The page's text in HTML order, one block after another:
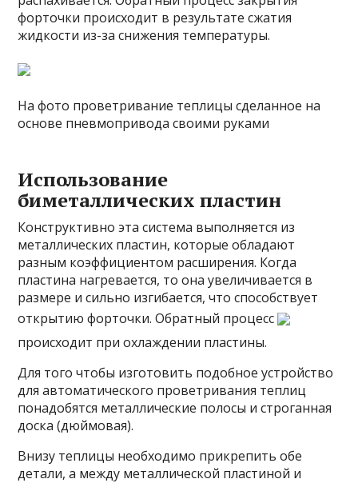
форточки происходит в результате сжатия
жидкости из-за снижения температуры.
На фото проветривание теплицы сделанное на
основе пневмопривода своими руками
Использование
биметаллических пластин
Конструктивно эта система выполняется из
металлических пластин, которые обладают
разным коэффициентом расширения. Когда
пластина нагревается, то она увеличивается в
размере и сильно изгибается, что способствует
открытию форточки. Обратный процесс
происходит при охлаждении пластины.
Для того чтобы изготовить подобное устройство
для автоматического проветривания теплиц
понадобятся металлические полосы и строганная
доска (дюймовая).
Внизу теплицы необходимо прикрепить обе
детали, а между металлической пластиной и